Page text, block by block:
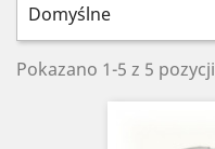
Domyślne
Pokazano 1-5 z 5 pozycji